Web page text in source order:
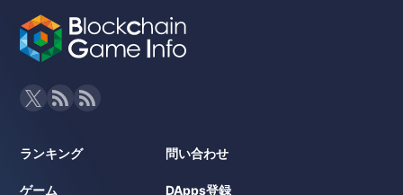
ランキング
ゲーム
問い合わせ
DApps登録